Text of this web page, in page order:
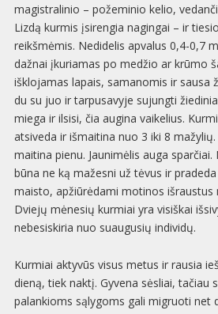
magistralinio – požeminio kelio,
Lizdą kurmis įsirengia nagingai – ir
reikšmėmis. Nedidelis apvalus 0,4-0,7
dažnai įkuriamas po medžio ar krūmo
išklojamas lapais, samanomis ir sausa
du su juo ir tarpusavyje sujungti
miega ir ilsisi, čia augina vaikelius.
atsiveda ir išmaitina nuo 3 iki 8
maitina pienu. Jaunimėlis auga
būna ne ką mažesni už tėvus ir
maisto, apžiūrėdami motinos išraustus
Dviejų mėnesių kurmiai yra visiškai
nebesiskiria nuo suaugusių individų.
Kurmiai aktyvūs visus metus ir rausia
dieną, tiek naktį. Gyvena sėsliai, tačiau
palankioms sąlygoms gali migruoti net